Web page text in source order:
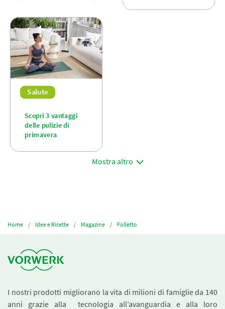
Salute
Scopri 3 vantaggi
delle pulizie di
primavera
Mostra altro
Home Idee e Ricette Magazine Folletto
I nostri prodotti migliorano la vita di milioni di famiglie da 140
anni grazie alla tecnologia all’avanguardia e alla loro